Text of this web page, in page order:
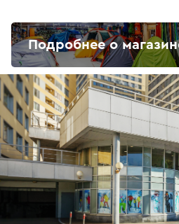
Подробнее о